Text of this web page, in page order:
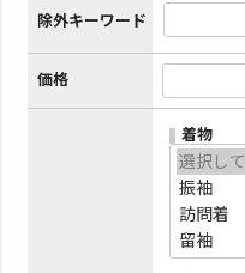
除外キーワード
価格
着物